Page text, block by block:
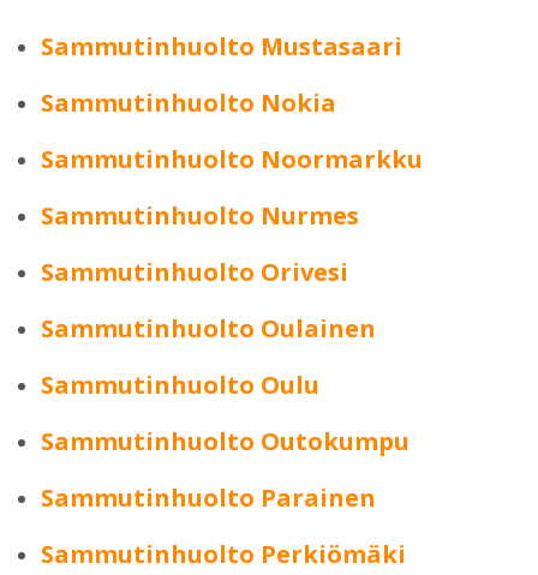
Sammutinhuolto Mustasaari
Sammutinhuolto Nokia
Sammutinhuolto Noormarkku
Sammutinhuolto Nurmes
Sammutinhuolto Orivesi
Sammutinhuolto Oulainen
Sammutinhuolto Oulu
Sammutinhuolto Outokumpu
Sammutinhuolto Parainen
Sammutinhuolto Perkiömäki